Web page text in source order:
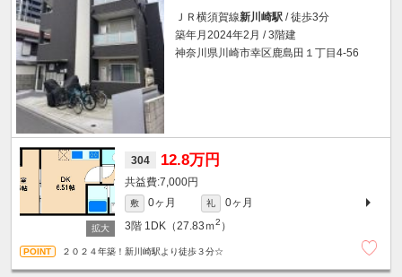
ＪＲ横須賀線新川崎駅 / 徒歩3分
築年月2024年2月 / 3階建
神奈川県川崎市幸区鹿島田１丁目4-56
304 12.8万円
7,000円
敷 0ヶ月 礼
0ヶ月
3階 1DK（27.83ｍ2 ）
２０２４年築！新川崎駅より徒歩３分☆